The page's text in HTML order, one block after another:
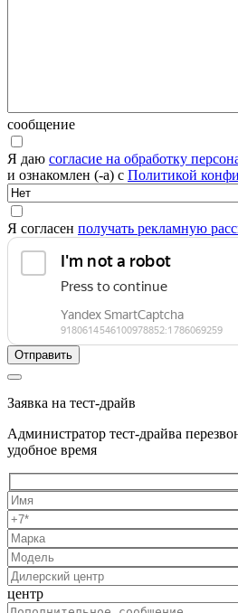
сообщение
Я даю согласие на обработку
и ознакомлен (-а) с Политикой
Я согласен получать рекламную
Заявка на тест-драйв
Администратор тест-драйва
удобное время
центр